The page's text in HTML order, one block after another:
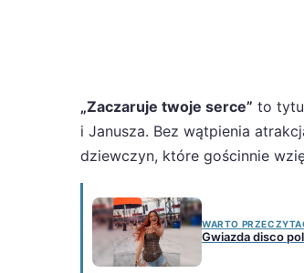
„Zaczaruje twoje serce” to
i Janusza. Bez wątpienia
dziewczyn, które gościnnie
WARTO
Gwiazda disco